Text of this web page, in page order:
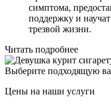
симптома,
поддержку и
трезвой жизни.
Читать подробнее
Выберите подходящую
Цены на наши услуги